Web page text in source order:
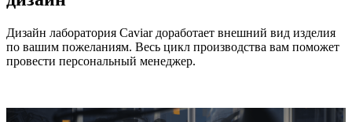
Дизайн лаборатория Caviar доработает внешний вид изделия
по вашим пожеланиям. Весь цикл производства вам поможет
провести персональный менеджер.